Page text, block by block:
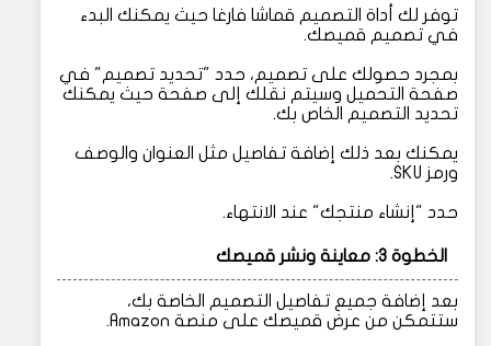
توفر لك أداة التصميم قماشا فارغا حيث يمكنك البدء
في تصميم قميصك.
بمجرد حصولك على تصميم، حدد "تحديد تصميم" في
صفحة التحميل وسيتم نقلك إلى صفحة حيث يمكنك
تحديد التصميم الخاص بك.
يمكنك بعد ذلك إضافة تفاصيل مثل العنوان والوصف
ورمز SKU.
حدد "إنشاء منتجك" عند الانتهاء.
الخطوة 3: معاينة ونشر قميصك
بعد إضافة جميع تفاصيل التصميم الخاصة بك،
ستتمكن من عرض قميصك على منصة Amazon.